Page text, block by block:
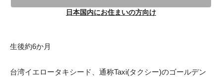
日本国内にお住まいの方向け
生後約6か月
台湾イエロータキシード、通称Taxi(タクシー)のゴールデン